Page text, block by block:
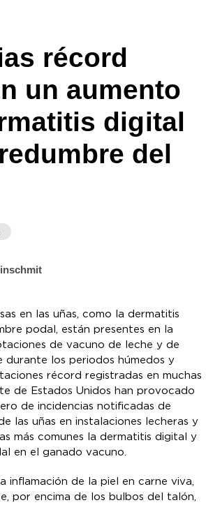
récord
un aumento
digital
del
en las uñas, como la dermatitis
podal, están presentes en la
de vacuno de leche y de
durante los periodos húmedos y
récord registradas en muchas
de Estados Unidos han provocado
de incidencias notificadas de
las uñas en instalaciones lecheras y
más comunes la dermatitis digital y
en el ganado vacuno.
inflamación de la piel en carne viva,
por encima de los bulbos del talón,